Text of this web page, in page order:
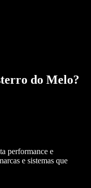
do Melo?
performance e
e sistemas que